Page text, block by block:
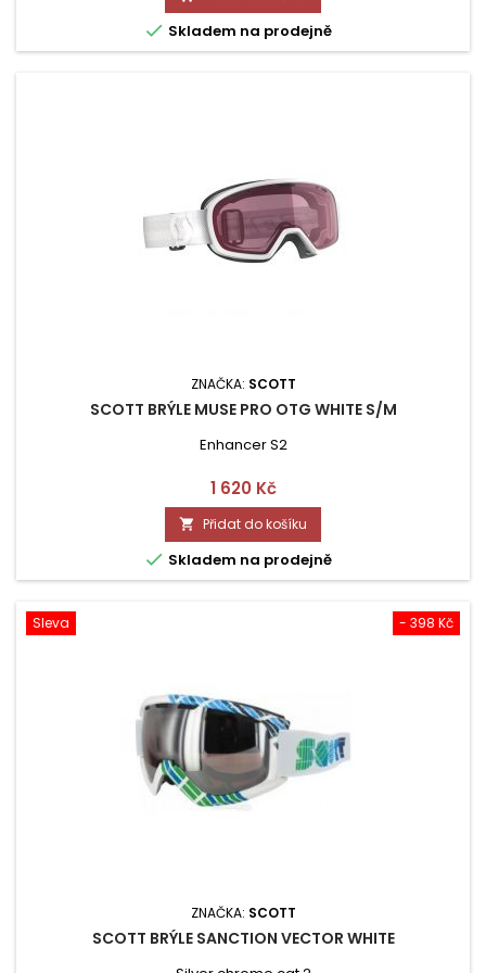
 Skladem na prodejně
ZNAČKA: SCOTT
SCOTT BRÝLE MUSE PRO OTG WHITE S/M
Enhancer S2
Cena
1 620 Kč
 Přidat do košíku
 Skladem na prodejně
- 398 Kč
Sleva
ZNAČKA: SCOTT
SCOTT BRÝLE SANCTION VECTOR WHITE